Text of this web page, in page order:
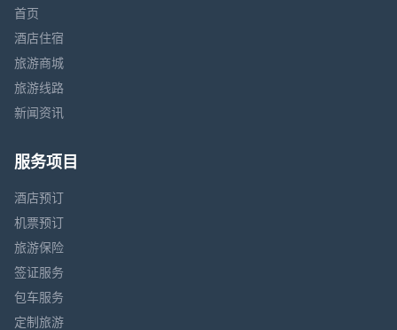
首页
酒店住宿
旅游商城
旅游线路
新闻资讯
服务项目
酒店预订
机票预订
旅游保险
签证服务
包车服务
定制旅游